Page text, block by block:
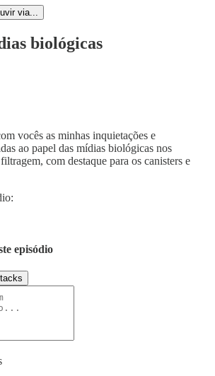
via...
biológicas
vocês as minhas inquietações e
ao papel das mídias biológicas nos
com destaque para os canisters e
episódio